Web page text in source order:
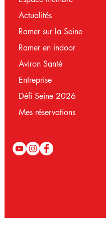
Actualités
Ramer sur la Seine
Ramer en indoor
Aviron Santé
Entreprise
Défi Seine 2026
Mes réservations